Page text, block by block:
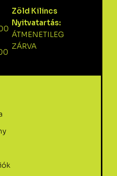
Zöld Kilincs
Nyitvatartás:
ÁTMENETILEG
ZÁRVA